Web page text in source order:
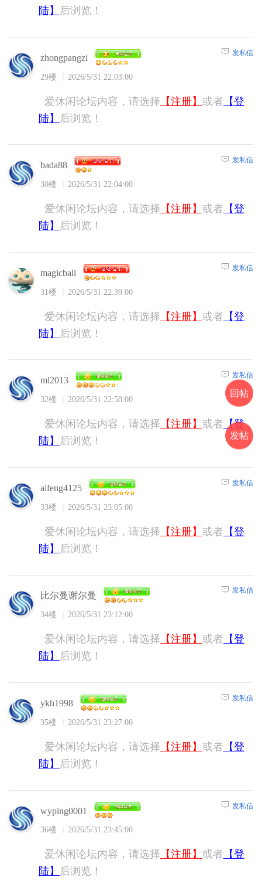
陆】
后浏览！
zhongpangzi
29楼 2026/5/31 22:03:00
发私信
爱休闲论坛内容，请选择 【注册】 或者 【登
陆】
后浏览！
bada88
30楼 2026/5/31 22:04:00
发私信
爱休闲论坛内容，请选择 【注册】 或者 【登
陆】
后浏览！
magicball
31楼 2026/5/31 22:39:00
发私信
爱休闲论坛内容，请选择 【注册】 或者 【登
陆】
后浏览！
ml2013
32楼 2026/5/31 22:58:00
发私信
爱休闲论坛内容，请选择 【注册】 或者 【登
陆】
后浏览！
aifeng4125
33楼 2026/5/31 23:05:00
发私信
爱休闲论坛内容，请选择 【注册】 或者 【登
陆】
后浏览！
比尔曼谢尔曼
34楼 2026/5/31 23:12:00
发私信
爱休闲论坛内容，请选择 【注册】 或者 【登
陆】
后浏览！
ykh1998
35楼 2026/5/31 23:27:00
发私信
爱休闲论坛内容，请选择 【注册】 或者 【登
陆】
后浏览！
wyping0001
36楼 2026/5/31 23:45:00
发私信
爱休闲论坛内容，请选择 【注册】 或者 【登
陆】
后浏览！
回帖
发帖